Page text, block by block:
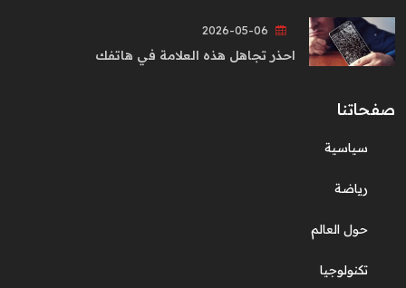
احذر تجاهل هذه العلامة في هاتفك
صفحاتنا
سياسية
رياضة
حول العالم
تكنولوجيا